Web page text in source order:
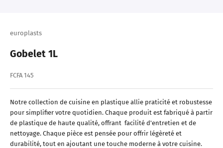
europlasts
Gobelet 1L
Prix de vente
FCFA 145
Notre collection de cuisine en plastique allie praticité et robustesse
pour simplifier votre quotidien. Chaque produit est fabriqué à partir
de plastique de haute qualité, offrant facilité d'entretien et de
nettoyage. Chaque pièce est pensée pour offrir légèreté et
durabilité, tout en ajoutant une touche moderne à votre cuisine.